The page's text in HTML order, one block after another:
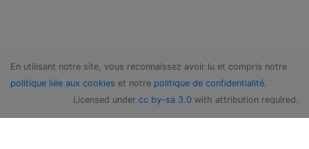
En utilisant notre site, vous reconnaissez avoir lu et compris notre
politique liée aux cookies et notre politique de confidentialité.
Licensed under cc by-sa 3.0 with attribution required.